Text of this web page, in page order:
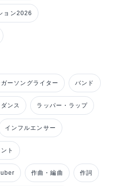
ョン2026
ガーソングライター バンド
ンス ラッパー・ラップ
インフルエンサー
ト
作曲・編曲 作詞